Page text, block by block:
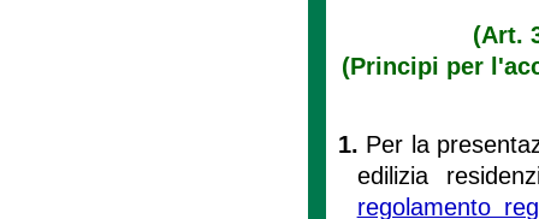
(Art.
(Principi per
1. Per la
edilizia
regolamento